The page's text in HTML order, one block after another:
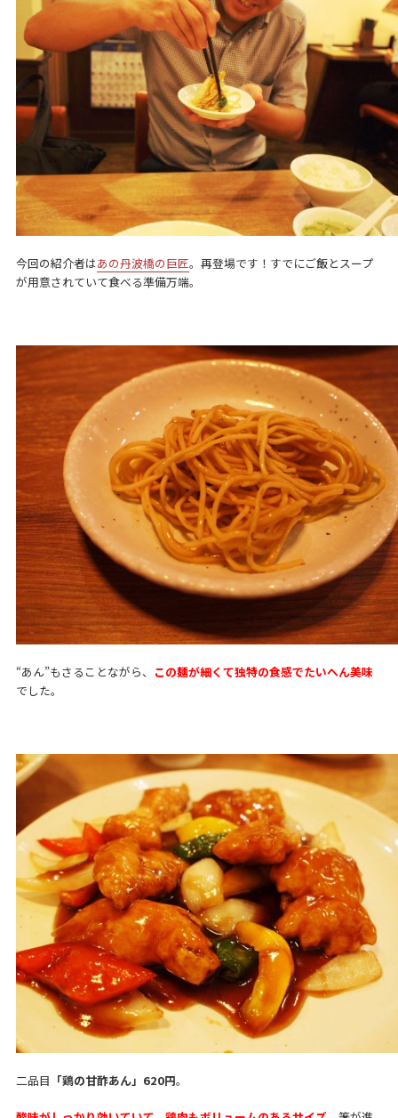
今回の紹介者はあの丹波橋の巨匠。再登場です！すでにご飯とスープ
が用意されていて食べる準備万端。
“あん”もさることながら、 この麺が細くて独特の食感でたいへん美味
でした。
二品目 「鶏の甘酢あん」620円。